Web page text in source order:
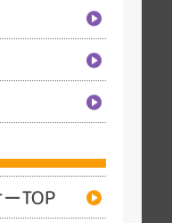
TOP